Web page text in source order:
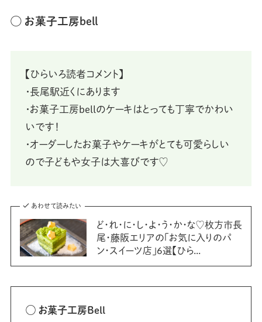
◯ お菓子工房bell
【ひらいろ読者コメント】
・長尾駅近くにあります
・お菓子工房bellのケーキはとっても丁寧でかわい
いです！
・オーダーしたお菓子やケーキがとても可愛らしい
ので子どもや女子は大喜びです♡
あわせて読みたい
ど・れ・に・し・よ・う・か・な♡枚方市長
尾・藤阪エリアの「お気に入りのパ
ン・スイーツ店」6選【ひら...
◯ お菓子工房Bell